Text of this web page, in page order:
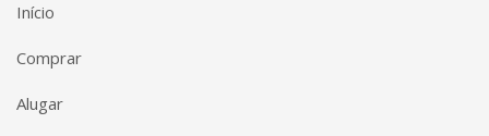
Início
Comprar
Alugar